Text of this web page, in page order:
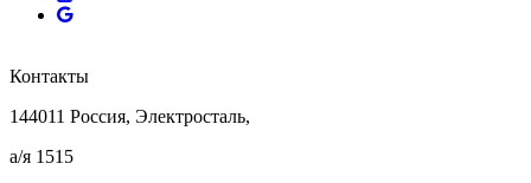
Контакты
144011 Россия, Электросталь,
а/я 1515